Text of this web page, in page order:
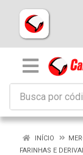
INÍCIO
FARINHAS E